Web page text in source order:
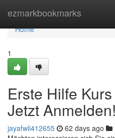
ezmarkbookmarks
Home
Home
1
Erste Hilfe
Jetzt Anmelden!
jayafwli412655 62 days ago